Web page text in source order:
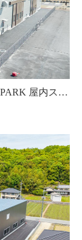
株式会社ミヤックス TAGAJO CENTRAL PARK 屋内スケートパーク棟（宮城県）